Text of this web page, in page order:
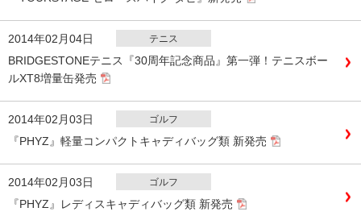
2014年02月04日 テニス
BRIDGESTONEテニス『30周年記念商品』第一弾！テニスボー
ルXT8増量缶発売
2014年02月03日 ゴルフ
『PHYZ』軽量コンパクトキャディバッグ類 新発売
2014年02月03日 ゴルフ
『PHYZ』レディスキャディバッグ類 新発売